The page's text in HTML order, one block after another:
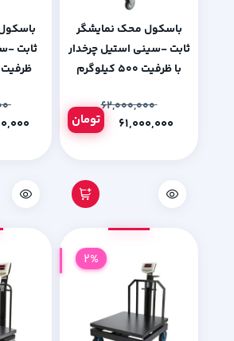
باسکول محک نمایشگر
ثابت -سینی استیل چرخدار
با ظرفیت 500 کیلوگرم
۶۲,۰۰۰,۰۰۰
تومان
ثابت -
ظرفیت 1500 کیلوگرم
۸۰,۹۰۰,۰۰۰
2%